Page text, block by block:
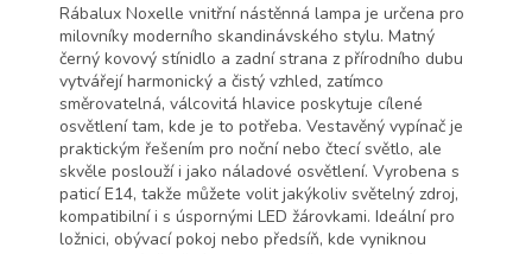
Rábalux Noxelle vnitřní nástěnná lampa je určena pro
milovníky moderního skandinávského stylu. Matný
černý kovový stínidlo a zadní strana z přírodního dubu
vytvářejí harmonický a čistý vzhled, zatímco
směrovatelná, válcovitá hlavice poskytuje cílené
osvětlení tam, kde je to potřeba. Vestavěný vypínač je
praktickým řešením pro noční nebo čtecí světlo, ale
skvěle poslouží i jako náladové osvětlení. Vyrobena s
paticí E14, takže můžete volit jakýkoliv světelný zdroj,
kompatibilní i s úspornými LED žárovkami. Ideální pro
ložnici, obývací pokoj nebo předsíň, kde vyniknou